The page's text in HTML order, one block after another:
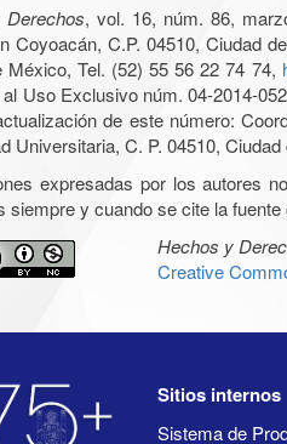
, vol. 16, núm. 86,
Coyoacán, C.P. 04510, Ciudad
México, Tel. (52) 55 56 22 74 74,
Uso Exclusivo núm. 04-2014-
de este número:
Universitaria, C. P. 04510,
expresadas por los autores
siempre y cuando se cite la
Hechos y
Creative
Sitios internos
Sistema de